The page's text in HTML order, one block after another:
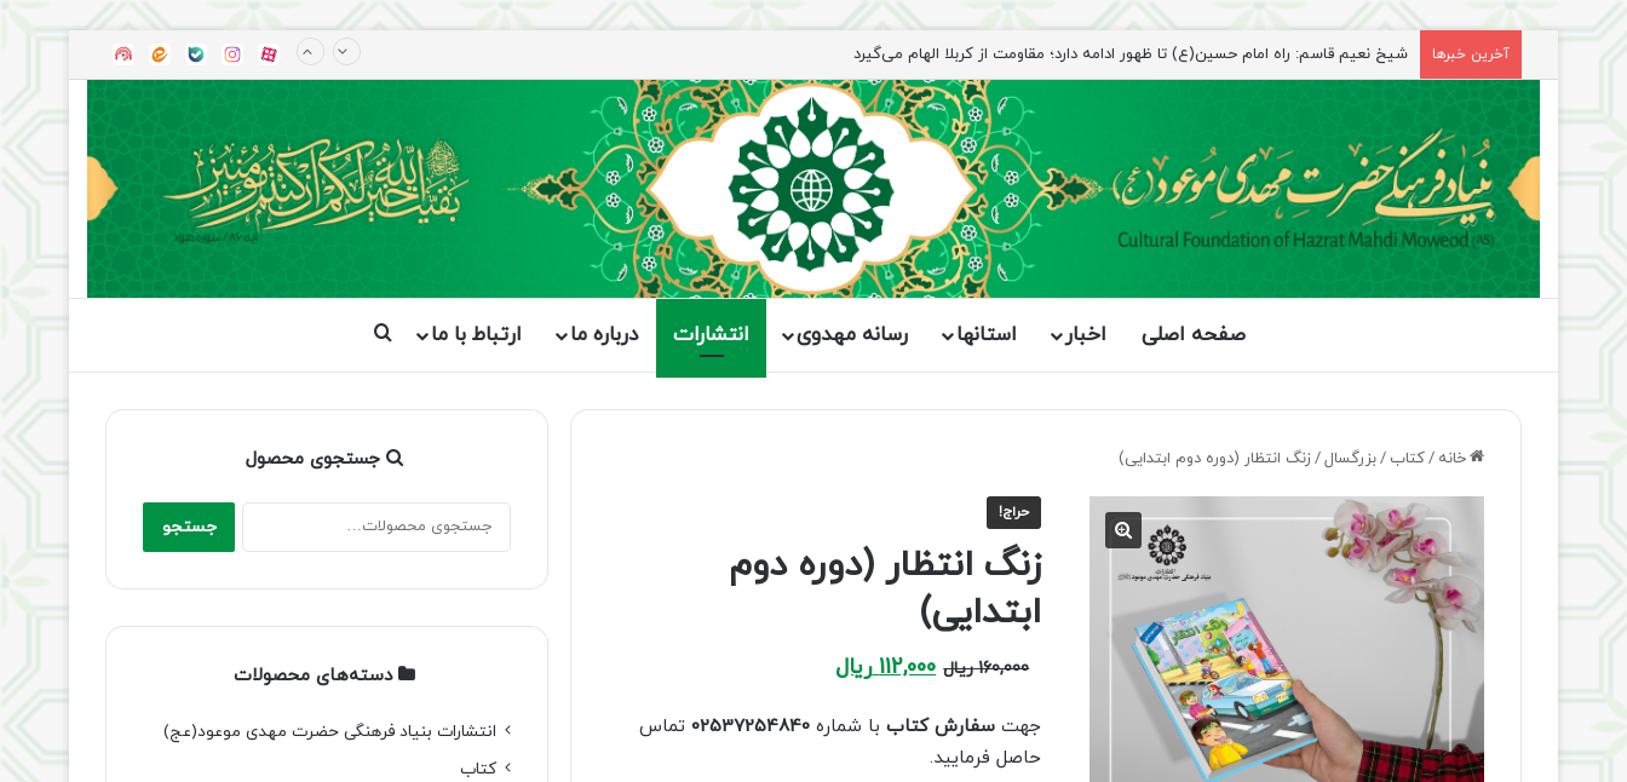
آخرین خبرها
شیخ نعیم قاسم: راه امام حسین(ع) تا ظهور ادامه دارد؛ مقاومت از کربلا الهام می‌گیرد
آپاراتاینستاگرام
بله ایتا
صفحه اصلی اخبار استانها رسانه مهدوی انتشارات درباره ما ارتباط با ما جستجو برای
خانه /کتاب /بزرگسال/ زنگ انتظار (دوره دوم ابتدایی)
حراج!
زنگ انتظار (دوره دوم
ابتدایی)
160,000 ریال Original
was:
160,000 ریال.
112,000 ریالCurrent
is:
112,000 ریال.
جهت سفارش کتاببا شماره 02537254840تماس
حاصل فرمایید.
جستجوی محصول
جستجو
برای:
جستجو
دسته‌های محصولات
انتشارات بنیاد فرهنگی حضرت مهدی موعود(عج)
کتاب